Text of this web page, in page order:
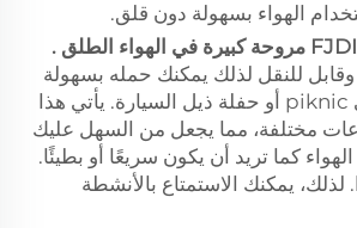
الهواء بسهولة دون قلق.
مروحة كبيرة في الهواء الطلق .
للنقل لذلك يمكنك حمله بسهولة
إلى الشاطئ أو في piknic أو حفلة ذيل السيارة. يأتي هذا
مختلفة، مما يجعل من السهل عليك
كما تريد أن يكون سريعًا أو بطيئًا.
يمكنك الاستمتاع بالأنشطة